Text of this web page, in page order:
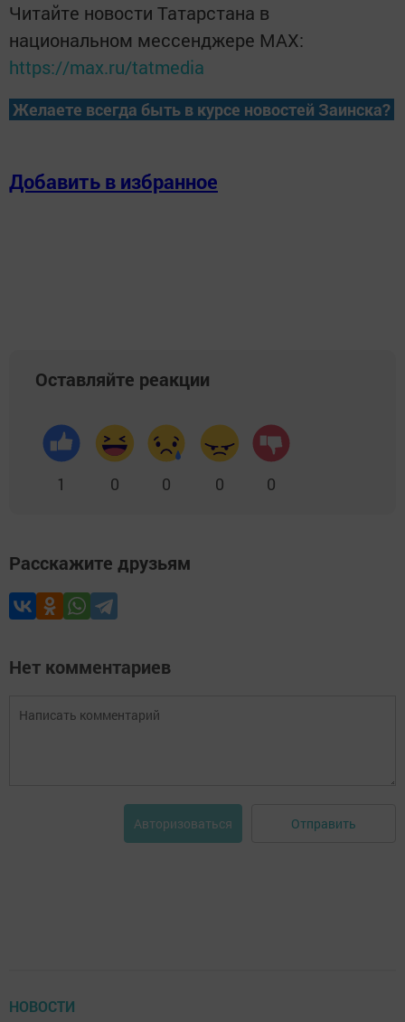
Читайте новости Татарстана в
национальном мессенджере MАХ:
https://max.ru/tatmedia
Желаете всегда быть в курсе новостей Заинска?
Добавить в избранное
Оставляйте реакции
1 0 0 0 0
Расскажите друзьям
Нет комментариев
Авторизоваться Отправить
НОВОСТИ